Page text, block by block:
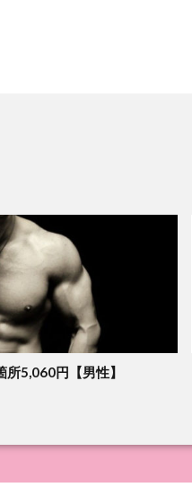
所5,060円【男性】